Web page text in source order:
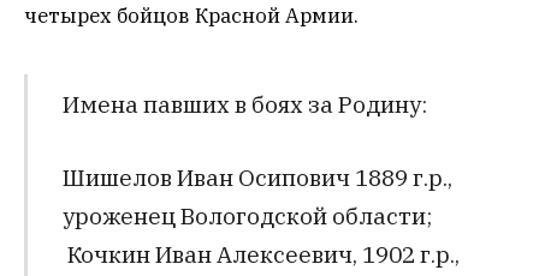
четырех бойцов Красной Армии.
Имена павших в боях за Родину:
Шишелов Иван Осипович 1889 г.р.,
уроженец Вологодской области;
Кочкин Иван Алексеевич, 1902 г.р.,